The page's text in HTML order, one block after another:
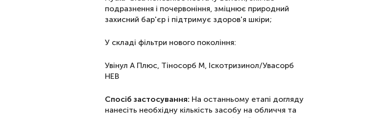
подразнення і почервоніння, зміцнює природний
захисний бар'єр і підтримує здоров'я шкіри;
У складі фільтри нового покоління:
Увінул А Плюс, Тіносорб М, Іскотризинол/Увасорб
HEB
Спосіб застосування: На останньому етапі догляду
нанесіть необхідну кількість засобу на обличчя та